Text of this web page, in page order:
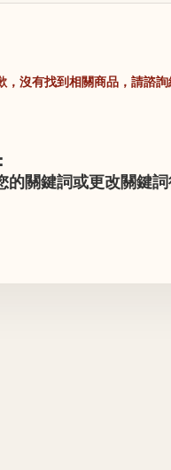
，沒有找到相關商品，請諮詢
的關鍵詞或更改關鍵